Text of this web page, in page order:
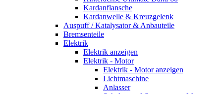
Kardanflansche
Kardanwelle & Kreuzgelenk
Auspuff / Katalysator & Anbauteile
Bremsenteile
Elektrik
Elektrik anzeigen
Elektrik - Motor
Elektrik - Motor anzeigen
Lichtmaschine
Anlasser